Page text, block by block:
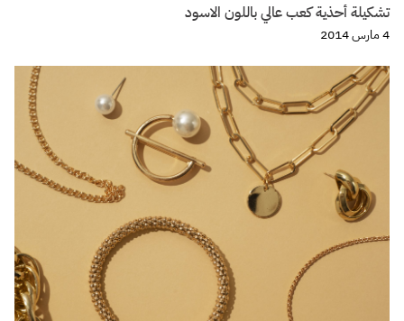
تشكيلة أحذية كعب عالي باللون الاسود
4 مارس 2014